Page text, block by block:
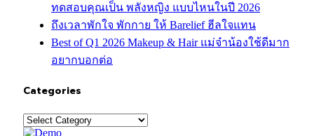
ทดสอบคุณเป็น พลังหญิง แบบไหนในปี 2026
ถึงเวลาพักใจ พักกาย ให้ Barelief ฮีลใจแทน
Best of Q1 2026 Makeup & Hair แม่จ๋าน้องใช้ดีมาก
อยากบอกต่อ
Categories
Categories